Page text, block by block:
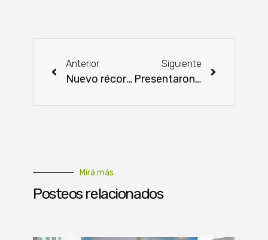
Anterior
Nuevo récord de exportación de carne bovina
Siguiente
Presentaron resultados del Proyecto Green Chaco
Mirá más
Posteos relacionados